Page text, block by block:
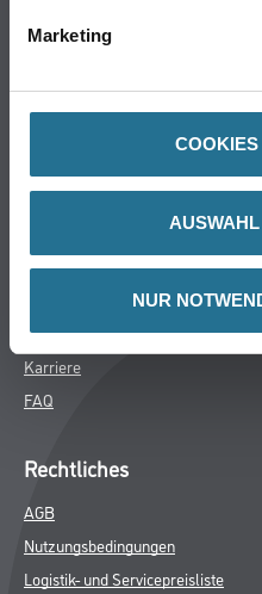
Marketing
NUR
Werkzeug & Maschinen
Verbrauchsmaterialien
Gustav Knittel Farben
Unternehmen
Standorte
Sortiment
Karriere
FAQ
Rechtliches
AGB
Nutzungsbedingungen
Logistik- und Servicepreisliste